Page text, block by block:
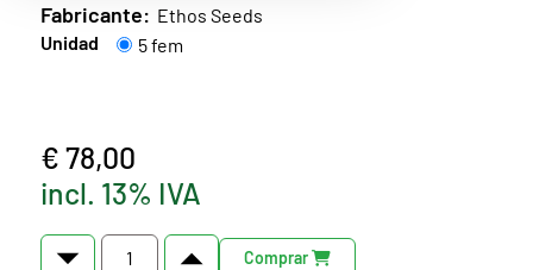
Fabricante: Ethos Seeds
Unidad
5 fem
€ 78,00
incl. 13% IVA
Comprar